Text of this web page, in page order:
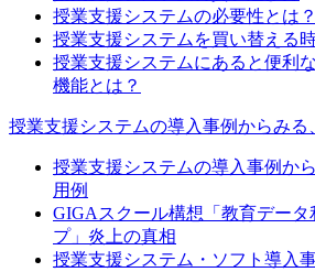
授業支援システムの必要性とは？
授業支援システムを買い替える
授業支援システムにあると便利な
機能とは？
授業支援システムの導入事例からみる
授業支援システムの導入事例か
用例
GIGAスクール構想「教育データ
プ」炎上の真相
授業支援システム・ソフト導入